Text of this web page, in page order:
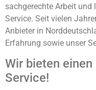
sachgerechte Arbeit
Service. Seit vielen
Anbieter in
Erfahrung sowie unser
Wir bieten
Service!